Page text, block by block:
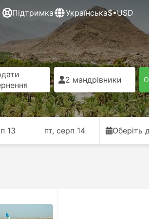
Підтримка Українська$•USD
2 мандрівники
13 пт, серп 14 Оберіть